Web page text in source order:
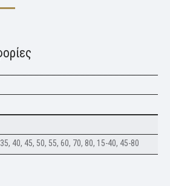
40, 45, 50, 55, 60, 70, 80, 15-40, 45-80